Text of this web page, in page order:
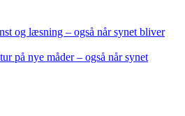
og læsning – også når synet bliver
på nye måder – også når synet